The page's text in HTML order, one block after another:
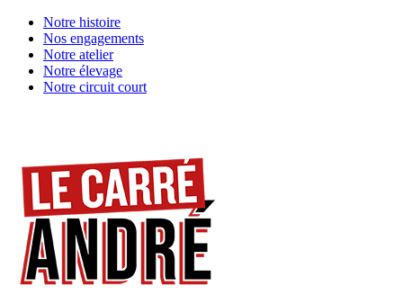
Notre histoire
Nos engagements
Notre atelier
Notre élevage
Notre circuit court